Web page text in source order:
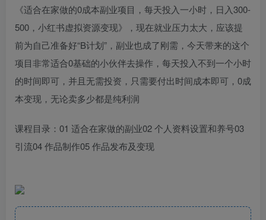
《适合在家做的0成本副业项目，每天投入一小时，日入300-
500，小红书虚拟资源变现》，现在就业压力太大，应该提
前为自己准备好“B计划”，副业也成了刚需，今天带来的这个
项目非常适合0基础的小伙伴去操作，每天投入不到一个小时
的时间即可，并且无需投资，只需要付出时间成本即可，0成
本变现，无论卖多少都是纯利润
课程目录：01 适合在家做的副业02 个人资料设置和养号03
引流04 作品制作05 作品发布及变现